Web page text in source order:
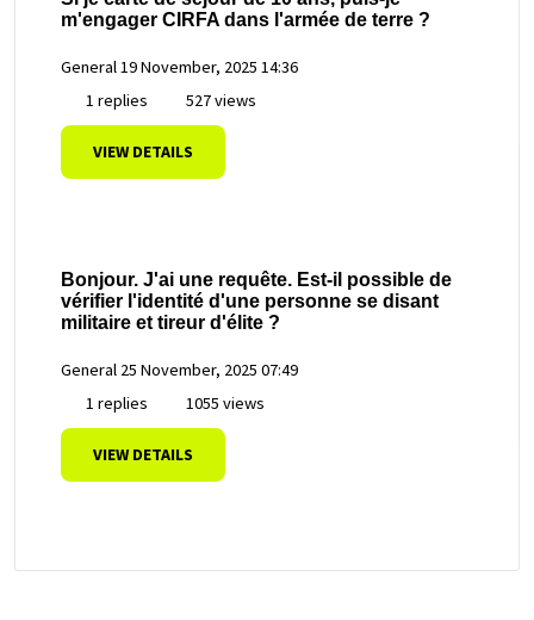
m'engager CIRFA dans l'armée de terre ?
General19 November, 2025 14:36
1 replies
527 views
VIEW DETAILS
Bonjour. J'ai une requête. Est-il possible de
vérifier l'identité d'une personne se disant
militaire et tireur d'élite ?
General 25 November, 2025 07:49
1 replies
1055 views
VIEW DETAILS